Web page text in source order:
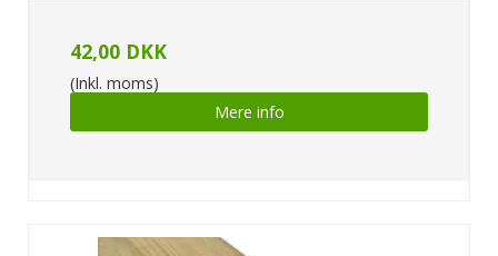
42,00 DKK
(Inkl. moms)
Mere info